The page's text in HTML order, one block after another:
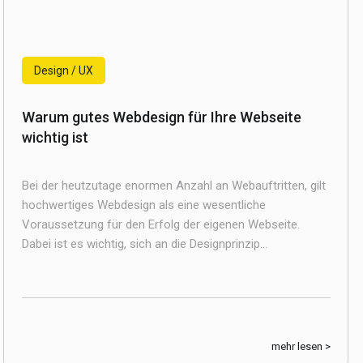
Design / UX
Warum gutes Webdesign für Ihre Webseite
wichtig ist
Bei der heutzutage enormen Anzahl an Webauftritten, gilt
hochwertiges Webdesign als eine wesentliche
Voraussetzung für den Erfolg der eigenen Webseite.
Dabei ist es wichtig, sich an die Designprinzip...
mehr lesen >